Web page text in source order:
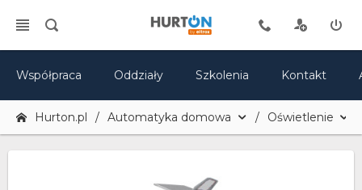
Współpraca Oddziały Szkolenia Kontakt
Hurton.pl Automatyka domowa Oświetlenie